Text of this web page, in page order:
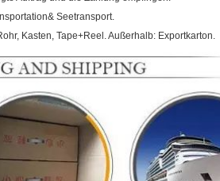
Seetransport.
Kasten, Tape+Reel. Außerhalb: Exportkarton.